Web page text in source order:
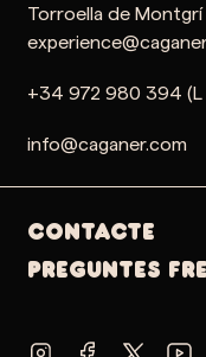
Torroella de
+34 972 980 394 (L
info@caganer.com
Contacte
PREGUNTES